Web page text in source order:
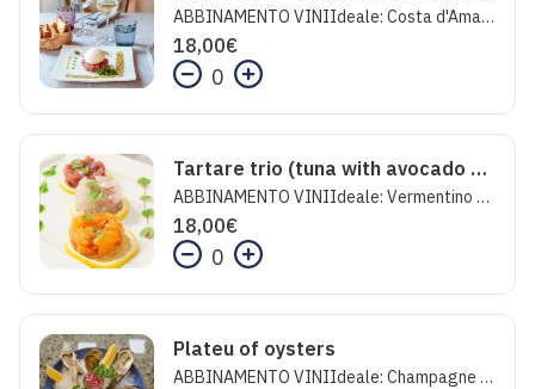
ABBINAMENTO VINIIdeale: Costa d'Amalfi Bianco - Tenuta Marisa CuomoInaspettato: Cerasuolo Dama Rosè - MarramieroFolle: ChampagneBrut Le Prestige - Erard SalmonIl pesce crudo somministrato in questo locale è stato sottoposto a trattamento di bonifica preventiva così come prescritto dal Reg.Cee 1276/2011.
18,00€
0
Tartare trio (tuna with avocado mousse, salmon and croaker with tarallo and dried tomato)
ABBINAMENTO VINIIdeale: Vermentino di Sardegna - Akenta -Santa Maria la PalmaInaspettato: Franciacorta SatenFolle: Furore Rosè- Marisa CuomoIl pesce crudo somministrato in questo locale è stato sottoposto a trattamento di bonifica preventiva così come prescritto dal Reg.Cee 1276/2011.
18,00€
0
Plateu of oysters
ABBINAMENTO VINIIdeale: Champagne Brut Le Vintage Millesimeè Erard SalmonInaspettato: Bellavista Franciacorta Brut Saten 2016Folle: Palmieri Verde Grillo 2019 Vino BiologicoIl pesce crudo somministrato in questo locale è stato sottoposto a trattamento di bonifica preventiva così come prescritto dal Reg.Cee 1276/2011.